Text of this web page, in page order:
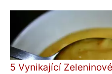
5 Vynikající